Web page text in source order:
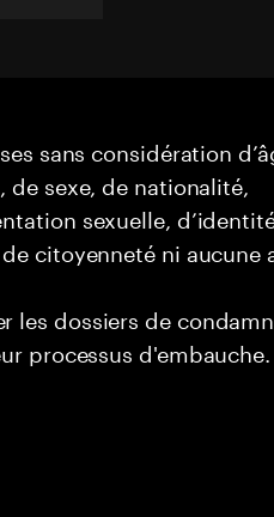
sans considération
sexe, de nationalité,
sexuelle,
citoyenneté ni aucune
les dossiers de
processus d'embauche.